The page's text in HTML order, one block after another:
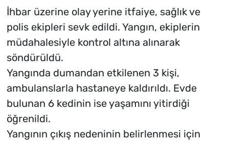
İhbar üzerine olay yerine itfaiye, sağlık ve
polis ekipleri sevk edildi. Yangın, ekiplerin
müdahalesiyle kontrol altına alınarak
söndürüldü.
Yangında dumandan etkilenen 3 kişi,
ambulanslarla hastaneye kaldırıldı. Evde
bulunan 6 kedinin ise yaşamını yitirdiği
öğrenildi.
Yangının çıkış nedeninin belirlenmesi için